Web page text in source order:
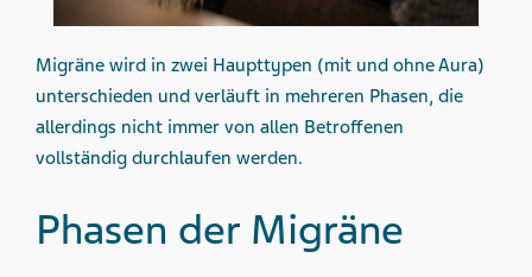
Migräne wird in zwei Haupttypen (mit und ohne Aura)
unterschieden und verläuft in mehreren Phasen, die
allerdings nicht immer von allen Betroffenen
vollständig durchlaufen werden.
Phasen der Migräne